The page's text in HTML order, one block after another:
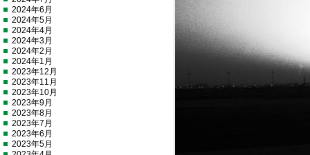
2024年6月
2024年5月
2024年4月
2024年3月
2024年2月
2024年1月
2023年12月
2023年11月
2023年10月
2023年9月
2023年8月
2023年7月
2023年6月
2023年5月